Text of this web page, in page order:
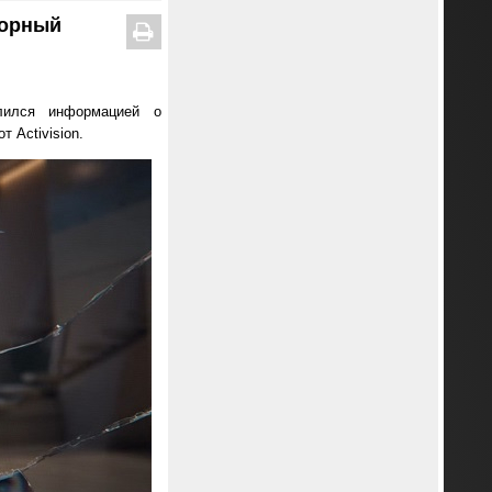
информацией о
Activision.